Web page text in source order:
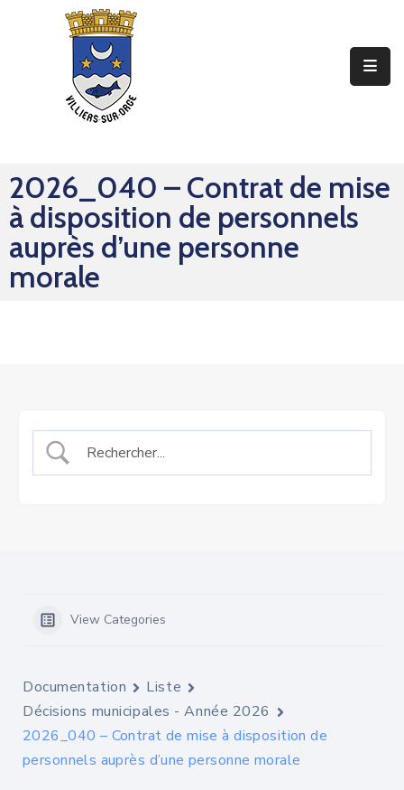
Mes
Sorties
Démarches
2026_040 – Contrat de mise
à disposition de personnels
auprès d’une personne
morale
View Categories
Documentation
Liste
Décisions municipales - Année 2026
2026_040 – Contrat de mise à disposition de
personnels auprès d’une personne morale